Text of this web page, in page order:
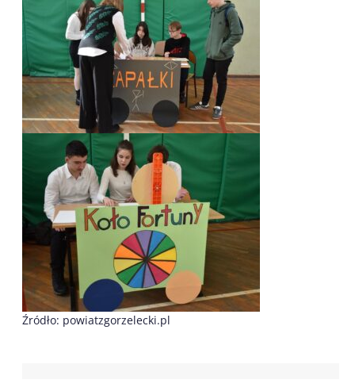
Źródło: powiatzgorzelecki.pl